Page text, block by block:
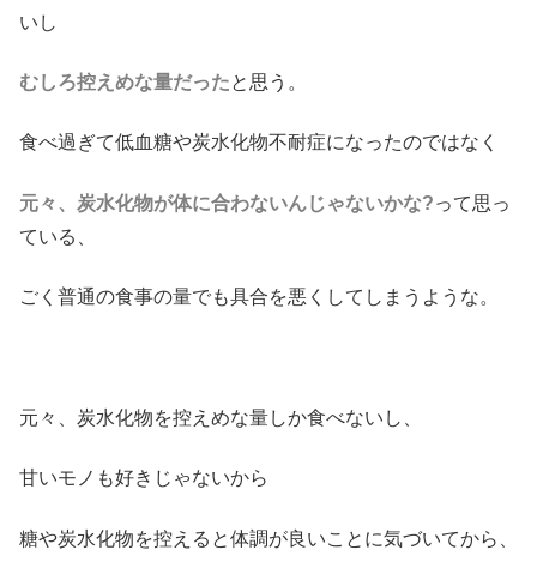
いし
むしろ控えめな量だったと思う。
食べ過ぎて低血糖や炭水化物不耐症になったのではなく
元々、炭水化物が体に合わないんじゃないかな?って思っ
ている、
ごく普通の食事の量でも具合を悪くしてしまうような。
元々、炭水化物を控えめな量しか食べないし、
甘いモノも好きじゃないから
糖や炭水化物を控えると体調が良いことに気づいてから、